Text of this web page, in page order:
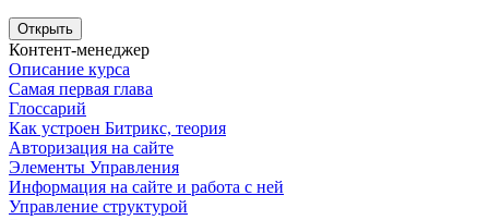
Открыть
Контент-менеджер
Описание курса
Самая первая глава
Глоссарий
Как устроен Битрикс, теория
Авторизация на сайте
Элементы Управления
Информация на сайте и работа с ней
Управление структурой